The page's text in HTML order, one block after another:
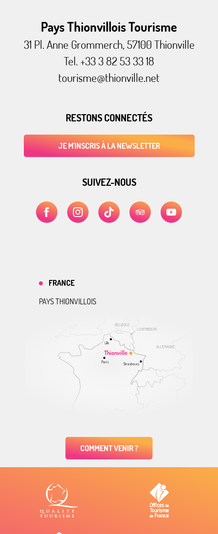
Pays Thionvillois Tourisme
31 Pl. Anne Grommerch, 57100 Thionville
Tel. +33 3 82 53 33 18
tourisme@thionville.net
RESTONS CONNECTÉS
JE M'INSCRIS À LA NEWSLETTER
SUIVEZ-NOUS
ALLEMAGNE
BELGIQUE
LUXEMBOURG
Thionville
Lille
Paris Strasbourg
FRANCE
PAYS THIONVILLOIS
COMMENT VENIR ?